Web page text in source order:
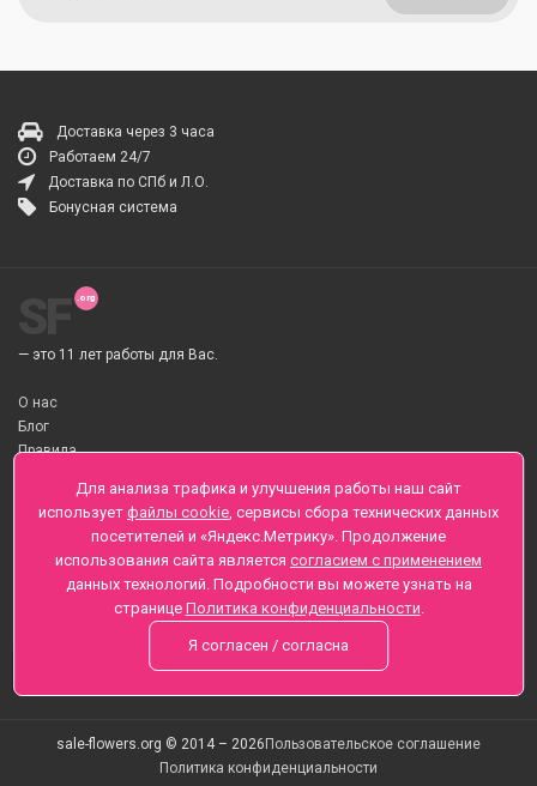
Доставка через 3 часа
Работаем 24/7
Доставка по СПб и Л.О.
Бонусная система
— это 11 лет работы для Вас.
О нас
Блог
Правила
О Доставке цветов
Оплата
Телеграмм
Санкт-Петербург ул. Заозерная д.6 , Лиговский пр., 65
+7 (812) 425-01-16
Вопросы? Звоните круглосуточно, без выходных
sale-flowers.org © 2014 – 2026 Пользовательское соглашение
Политика конфиденциальности
Для анализа трафика и улучшения работы наш сайт
использует файлы cookie, сервисы сбора технических данных
посетителей и «Яндекс.Метрику». Продолжение
использования сайта является согласием с применением
данных технологий. Подробности вы можете узнать на
странице Политика конфиденциальности.
Я согласен / согласна